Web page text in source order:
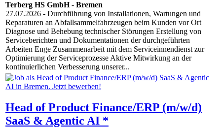
Terberg HS GmbH- Bremen
27.07.2026 - Durchführung von Installationen, Wartungen und
Reparaturen an Abfallsammelfahrzeugen beim Kunden vor Ort
Diagnose und Behebung technischer Störungen Erstellung von
Serviceberichten und Dokumentationen der durchgeführten
Arbeiten Enge Zusammenarbeit mit dem Serviceinnendienst zur
Optimierung der Serviceprozesse Aktive Mitwirkung an der
kontinuierlichen Verbesserung unserer...
Head of Product Finance/ERP (m/w/d)
SaaS & Agentic AI *